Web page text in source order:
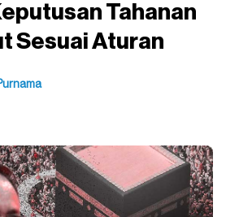
Tahanan
Sesuai Aturan